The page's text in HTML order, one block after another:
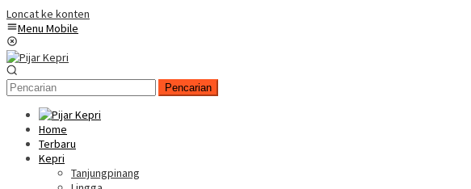
Loncat ke konten
Menu Mobile
Pencarian
Home
Terbaru
Kepri
Tanjungpinang